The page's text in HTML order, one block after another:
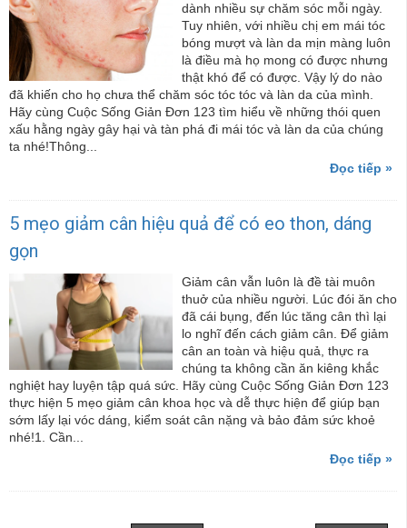
dành nhiều sự chăm sóc mỗi ngày.
Tuy nhiên, với nhiều chị em mái tóc
bóng mượt và làn da mịn màng luôn
là điều mà họ mong có được nhưng
thật khó để có được. Vậy lý do nào
đã khiến cho họ chưa thể chăm sóc tóc tóc và làn da của mình.
Hãy cùng Cuộc Sống Giản Đơn 123 tìm hiểu về những thói quen
xấu hằng ngày gây hại và tàn phá đi mái tóc và làn da của chúng
ta nhé!Thông...
Đọc tiếp »
5 mẹo giảm cân hiệu quả để có eo thon, dáng
gọn
Giảm cân vẫn luôn là đề tài muôn
thuở của nhiều người. Lúc đói ăn cho
đã cái bụng, đến lúc tăng cân thì lại
lo nghĩ đến cách giảm cân. Để giảm
cân an toàn và hiệu quả, thực ra
chúng ta không cần ăn kiêng khắc
nghiệt hay luyện tập quá sức. Hãy cùng Cuộc Sống Giản Đơn 123
thực hiện 5 mẹo giảm cân khoa học và dễ thực hiện để giúp bạn
sớm lấy lại vóc dáng, kiểm soát cân nặng và bảo đảm sức khoẻ
nhé!1. Cần...
Đọc tiếp »